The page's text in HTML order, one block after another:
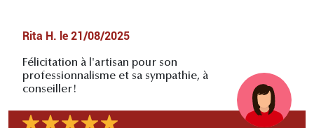
Rita H. le 21/08/2025
Félicitation à l'artisan pour son
professionnalisme et sa sympathie, à
conseiller!